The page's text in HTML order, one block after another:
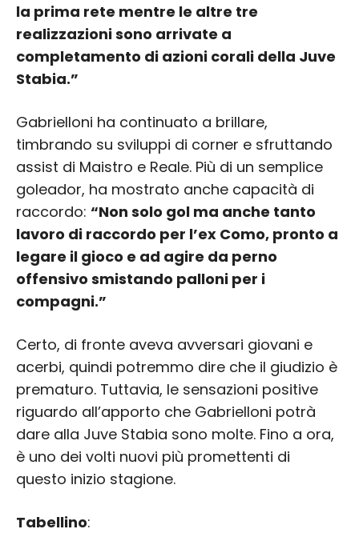
la prima rete mentre le altre tre
realizzazioni sono arrivate a
completamento di azioni corali della Juve
Stabia.”
Gabrielloni ha continuato a brillare,
timbrando su sviluppi di corner e sfruttando
assist di Maistro e Reale. Più di un semplice
goleador, ha mostrato anche capacità di
raccordo: “Non solo gol ma anche tanto
lavoro di raccordo per l’ex Como, pronto a
legare il gioco e ad agire da perno
offensivo smistando palloni per i
compagni.”
Certo, di fronte aveva avversari giovani e
acerbi, quindi potremmo dire che il giudizio è
prematuro. Tuttavia, le sensazioni positive
riguardo all’apporto che Gabrielloni potrà
dare alla Juve Stabia sono molte. Fino a ora,
è uno dei volti nuovi più promettenti di
questo inizio stagione.
Tabellino: